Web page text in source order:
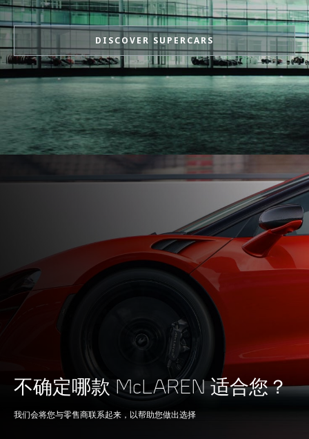
最大功率 625PS (616bhp)
峰值扭矩 600Nm (443lb-ft)
发动机排量 3,799cc
V8, 4.0L
双涡轮增压器，干式油
底壳
DISCOVER SUPERCARS
不确定哪款 McLAREN 适合您？
我们会将您与零售商联系起来，以帮助您做出选择